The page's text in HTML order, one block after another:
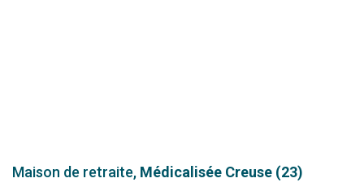
Maison de retraite, Médicalisée Creuse (23)